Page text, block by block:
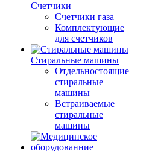
Счетчики
Счетчики газа
Комплектующие
для счетчиков
Стиральные машины
Отдельностоящие
стиральные
машины
Встраиваемые
стиральные
машины